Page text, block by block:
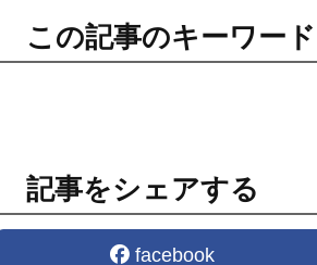
この記事のキーワード
記事をシェアする
facebook